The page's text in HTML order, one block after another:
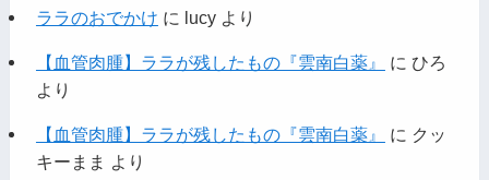
ララのおでかけ に lucyより
【血管肉腫】ララが残したもの『雲南白薬』 に ひろ
より
【血管肉腫】ララが残したもの『雲南白薬』 に クッ
キーまま より